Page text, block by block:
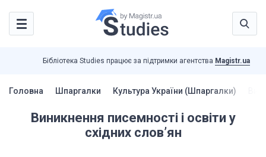
Бібліотека Studies працює за підтримки агентства Magistr.ua
Головна Шпаргалки Культура України (Шпаргалки)
Виникнення писемності і освіти у
східних слов’ян